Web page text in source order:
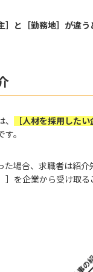
］と［勤務地］が違
［人材を採用した
す。
た場合、求職者は紹
］を企業から受け取る